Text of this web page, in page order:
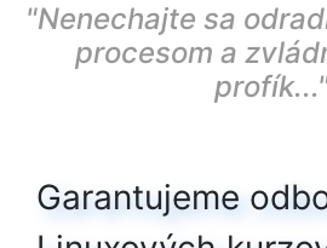
"Nenechajte sa
procesom a
Garantujeme